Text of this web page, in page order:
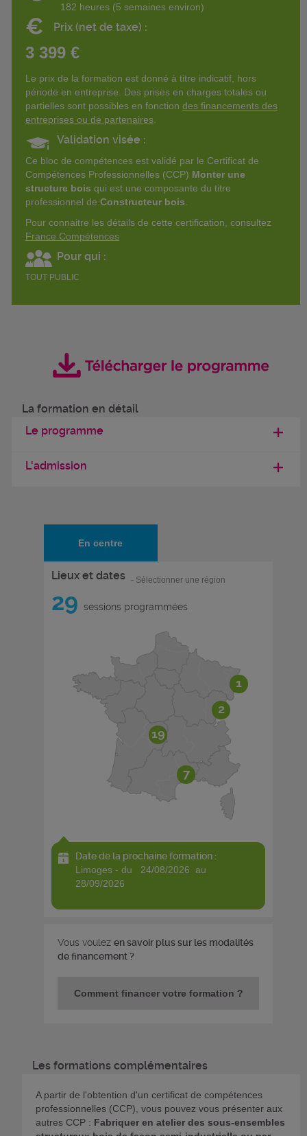
182 heures (5 semaines environ)
€ Prix (net de taxe) :
3 399 €
Le prix de la formation est donné à titre indicatif, hors
période en entreprise. Des prises en charges totales ou
partielles sont possibles en fonction des financements des
entreprises ou de partenaires
Validation visée :
Ce bloc de compétences est validé par le Certificat de
Compétences Professionnelles (CCP) Monter une
structure bois qui est une composante du titre
professionnel de Constructeur bois
Pour connaitre les détails de cette certification, consultez
France Compétences
Pour qui :
TOUT PUBLIC
La formation en détail
Le programme
L'admission
En centre
Lieux et dates - Sélectionner une région
29 sessions programmées
1
2
7
19
Date de la prochaine formation :
limoges - du 24/08/2026 au
28/09/2026
Vous voulez en savoir plus sur les modalités
de financement ?
Comment financer votre formation ?
Les formations complémentaires
A partir de l'obtention d'un certificat de compétences
professionnelles (CCP), vous pouvez vous présenter aux
autres CCP : Fabriquer en atelier des sous-ensembles